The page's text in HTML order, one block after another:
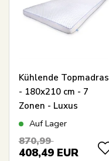
Kühlende Topmadras
- 180x210 cm - 7
Zonen - Luxus
Memoryschaum
- SLEEP TECH By
Auf Lager
870,99
408,49 EUR